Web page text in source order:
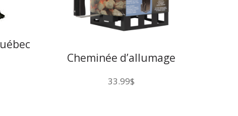
Cheminée d’allumage
33.99$